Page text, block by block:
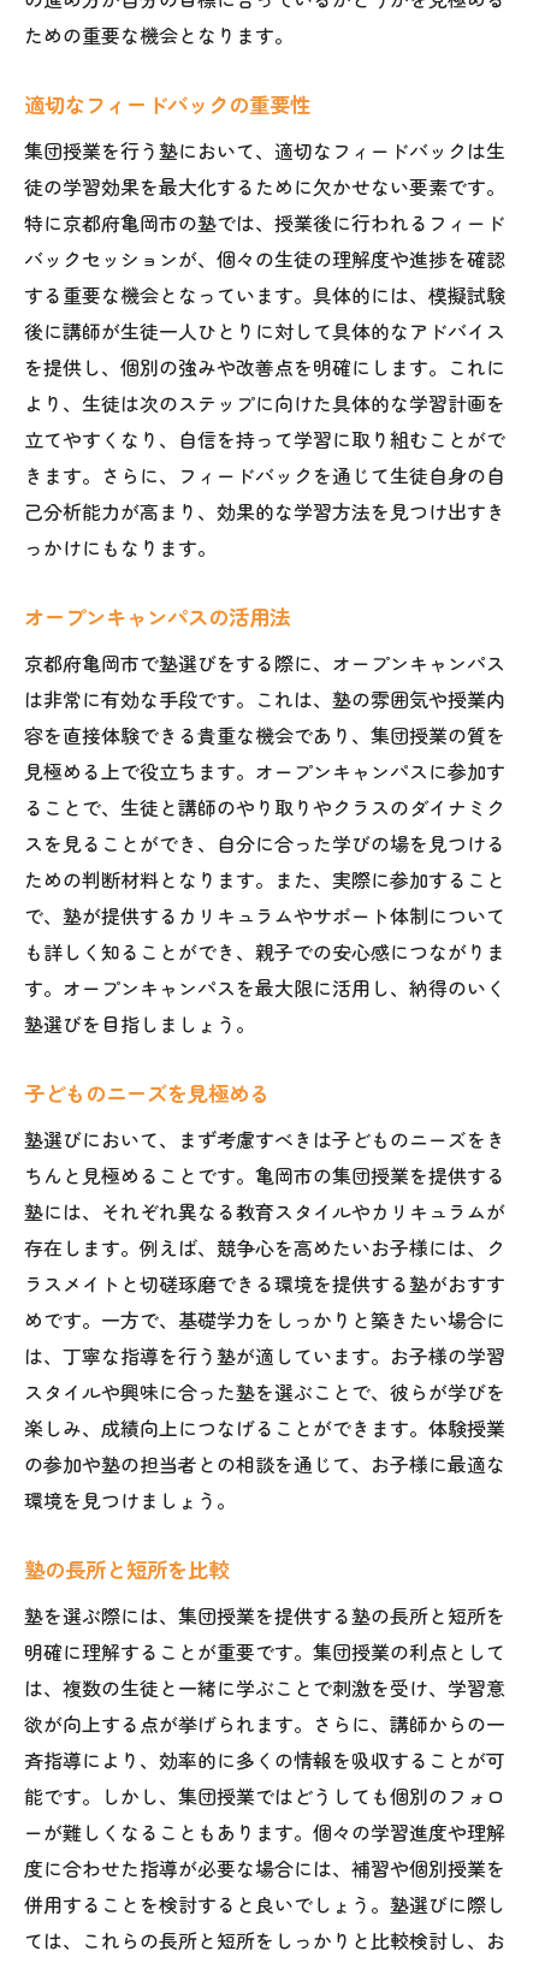
ための重要な機会となります。
適切なフィードバックの重要性
集団授業を行う塾において、適切なフィードバックは生
徒の学習効果を最大化するために欠かせない要素です。
特に京都府亀岡市の塾では、授業後に行われるフィード
バックセッションが、個々の生徒の理解度や進捗を確認
する重要な機会となっています。具体的には、模擬試験
後に講師が生徒一人ひとりに対して具体的なアドバイス
を提供し、個別の強みや改善点を明確にします。これに
より、生徒は次のステップに向けた具体的な学習計画を
立てやすくなり、自信を持って学習に取り組むことがで
きます。さらに、フィードバックを通じて生徒自身の自
己分析能力が高まり、効果的な学習方法を見つけ出すき
っかけにもなります。
オープンキャンパスの活用法
京都府亀岡市で塾選びをする際に、オープンキャンパス
は非常に有効な手段です。これは、塾の雰囲気や授業内
容を直接体験できる貴重な機会であり、集団授業の質を
見極める上で役立ちます。オープンキャンパスに参加す
ることで、生徒と講師のやり取りやクラスのダイナミク
スを見ることができ、自分に合った学びの場を見つける
ための判断材料となります。また、実際に参加すること
で、塾が提供するカリキュラムやサポート体制について
も詳しく知ることができ、親子での安心感につながりま
す。オープンキャンパスを最大限に活用し、納得のいく
塾選びを目指しましょう。
子どものニーズを見極める
塾選びにおいて、まず考慮すべきは子どものニーズをき
ちんと見極めることです。亀岡市の集団授業を提供する
塾には、それぞれ異なる教育スタイルやカリキュラムが
存在します。例えば、競争心を高めたいお子様には、ク
ラスメイトと切磋琢磨できる環境を提供する塾がおすす
めです。一方で、基礎学力をしっかりと築きたい場合に
は、丁寧な指導を行う塾が適しています。お子様の学習
スタイルや興味に合った塾を選ぶことで、彼らが学びを
楽しみ、成績向上につなげることができます。体験授業
の参加や塾の担当者との相談を通じて、お子様に最適な
環境を見つけましょう。
塾の長所と短所を比較
塾を選ぶ際には、集団授業を提供する塾の長所と短所を
明確に理解することが重要です。集団授業の利点として
は、複数の生徒と一緒に学ぶことで刺激を受け、学習意
欲が向上する点が挙げられます。さらに、講師からの一
斉指導により、効率的に多くの情報を吸収することが可
能です。しかし、集団授業ではどうしても個別のフォロ
ーが難しくなることもあります。個々の学習進度や理解
度に合わせた指導が必要な場合には、補習や個別授業を
併用することを検討すると良いでしょう。塾選びに際し
ては、これらの長所と短所をしっかりと比較検討し、お